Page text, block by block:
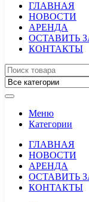
ГЛАВНАЯ
НОВОСТИ
АРЕНДА
ОСТАВИТЬ
КОНТАКТЫ
Меню
Категории
ГЛАВНАЯ
НОВОСТИ
АРЕНДА
ОСТАВИТЬ
КОНТАКТЫ